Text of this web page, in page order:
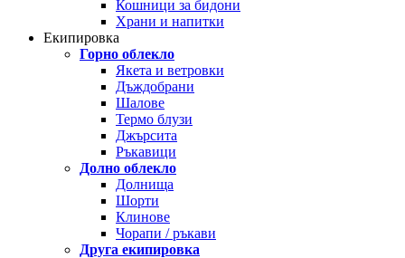
Кошници за бидони
Храни и напитки
Екипировка
Горно облекло
Якета и ветровки
Дъждобрани
Шалове
Термо блузи
Джърсита
Ръкавици
Долно облекло
Долнища
Шорти
Клинове
Чорапи / ръкави
Друга екипировка